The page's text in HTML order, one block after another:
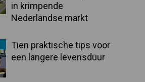
in krimpende
Nederlandse markt
Tien praktische tips voor
een langere levensduur